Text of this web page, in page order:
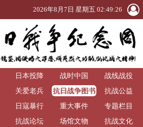
2026年8月7日 星期五 02:49:27
日本投降 战时中国
战线战役
关爱老兵
抗日战争图书
馆
抗战公益
日寇暴行 重大事件
专题栏目
抗战论坛 场馆文物 抗战文化